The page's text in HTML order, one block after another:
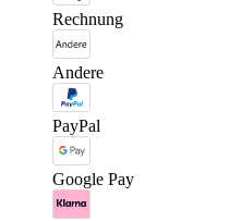
Rechnung
Andere
PayPal
Google Pay